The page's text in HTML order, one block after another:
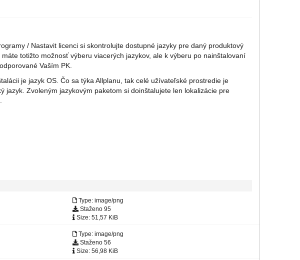
/ Nastavit licenci si skontrolujte dostupné jazyky pre daný produktový
totižto možnosť výberu viacerých jazykov, ale k výberu po nainštalovaní
Vaším PK.
je jazyk OS. Čo sa týka Allplanu, tak celé užívateľské prostredie je
jazyk. Zvoleným jazykovým paketom si doinštalujete len lokalizácie pre
Type: image/png
Staženo 95
Size: 51,57 KiB
Type: image/png
Staženo 56
Size: 56,98 KiB